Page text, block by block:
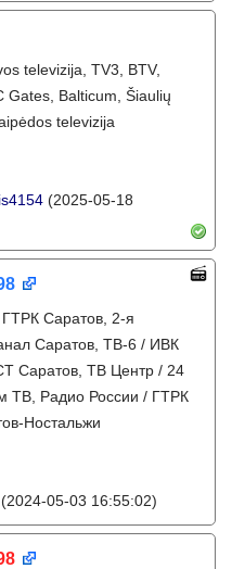
televizija, TV3, BTV,
Gates, Balticum, Šiaulių
televizija
(2025-05-18
Саратов, 2-я
Саратов, ТВ-6 / ИВК
Саратов, ТВ Центр / 24
ТВ, Радио России / ГТРК
Ностальжи
(2024-05-03 16:55:02)